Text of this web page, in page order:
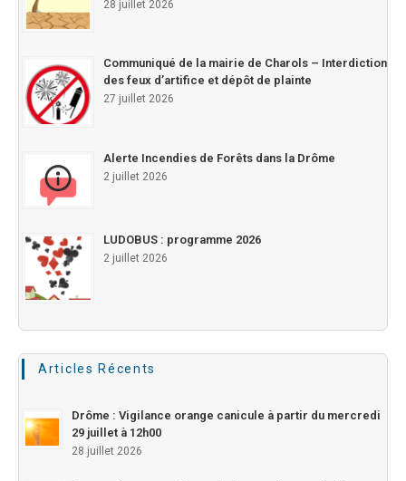
28 juillet 2026
Communiqué de la mairie de Charols – Interdiction
des feux d’artifice et dépôt de plainte
27 juillet 2026
Alerte Incendies de Forêts dans la Drôme
2 juillet 2026
LUDOBUS : programme 2026
2 juillet 2026
Articles Récents
Drôme : Vigilance orange canicule à partir du mercredi
29 juillet à 12h00
28 juillet 2026